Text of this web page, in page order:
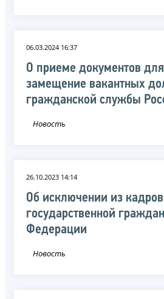
06.03.2024 16:37
О приеме документов
замещение вакантных
гражданской службы
Новость
26.10.2023 14:14
Об исключении из
государственной
Федерации
Новость